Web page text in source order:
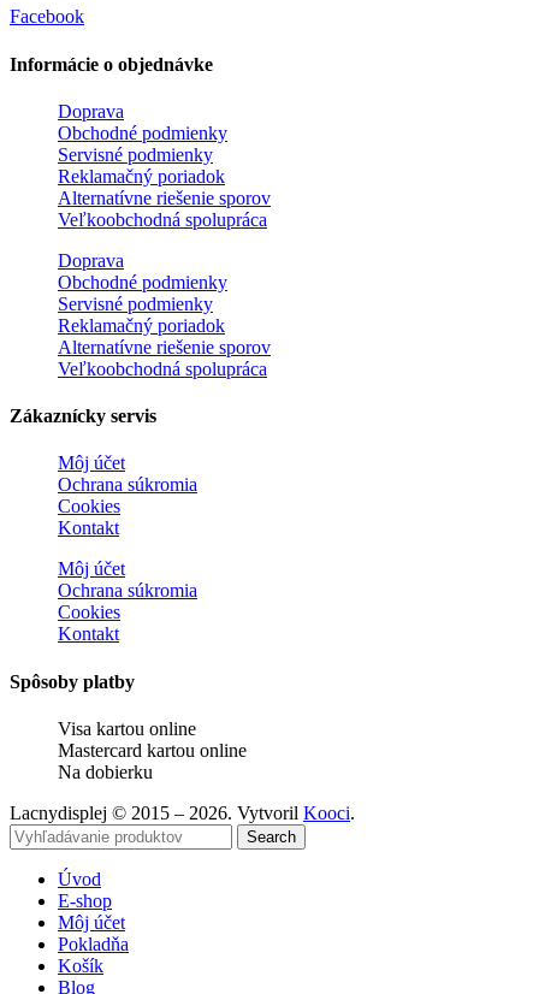
Facebook
Informácie o objednávke
Doprava
Obchodné podmienky
Servisné podmienky
Reklamačný poriadok
Alternatívne riešenie sporov
Veľkoobchodná spolupráca
Doprava
Obchodné podmienky
Servisné podmienky
Reklamačný poriadok
Alternatívne riešenie sporov
Veľkoobchodná spolupráca
Zákaznícky servis
Môj účet
Ochrana súkromia
Cookies
Kontakt
Môj účet
Ochrana súkromia
Cookies
Kontakt
Spôsoby platby
Visa kartou online
Mastercard kartou online
Na dobierku
Lacnydisplej © 2015 – 2026. Vytvoril Kooci.
Search
Úvod
E-shop
Môj účet
Pokladňa
Košík
Blog